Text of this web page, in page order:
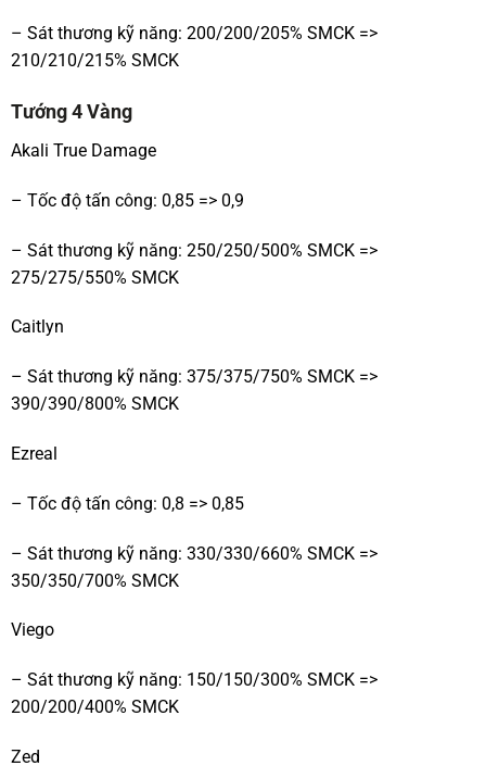
– Sát thương kỹ năng: 200/200/205% SMCK =>
210/210/215% SMCK
Tướng 4 Vàng
Akali True Damage
– Tốc độ tấn công: 0,85 => 0,9
– Sát thương kỹ năng: 250/250/500% SMCK =>
275/275/550% SMCK
Caitlyn
– Sát thương kỹ năng: 375/375/750% SMCK =>
390/390/800% SMCK
Ezreal
– Tốc độ tấn công: 0,8 => 0,85
– Sát thương kỹ năng: 330/330/660% SMCK =>
350/350/700% SMCK
Viego
– Sát thương kỹ năng: 150/150/300% SMCK =>
200/200/400% SMCK
Zed